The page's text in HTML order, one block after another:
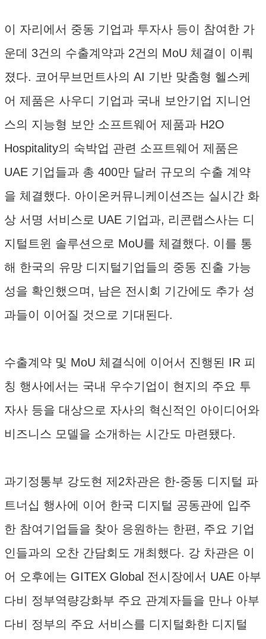
이 자리에서 중동 기업과 투자사 등이 참여한 가
운데 3건의 수출계약과 2건의 MoU 체결이 이뤄
졌다. 코어무브먼트사의 AI 기반 맞춤형 헬스케
어 제품은 사우디 기업과 국내 보안기업 지니언
스의 지능형 보안 소프트웨어 제품과 H2O
Hospitality의 숙박업 관련 소프트웨어 제품은
UAE 기업들과 총 400만 달러 규모의 수출 계약
을 체결했다. 아이온커뮤니케이션즈는 실시간 화
상 서명 서비스로 UAE 기업과, 리콘랩스사는 디
지털트윈 솔루션으로 MoU를 체결했다. 이를 통
해 한국의 유망 디지털기업들의 중동 진출 가능
성을 확인했으며, 남은 전시회 기간에도 추가 성
과들이 이어질 것으로 기대된다.
수출계약 및 MoU 체결식에 이어서 진행된 IR 피
칭 행사에서는 국내 우수기업이 현지의 주요 투
자사 등을 대상으로 자사의 혁신적인 아이디어와
비즈니스 모델을 소개하는 시간도 마련됐다.
과기정통부 강도현 제2차관은 한-중동 디지털 파
트너십 행사에 이어 한국 디지털 공동관에 입주
한 참여기업들을 찾아 응원하는 한편, 주요 기업
인들과의 오찬 간담회도 개최했다. 강 차관은 이
어 오후에는 GITEX Global 전시장에서 UAE 아부
다비 정부역량강화부 주요 관계자들을 만나 아부
다비 정부의 주요 서비스를 디지털화한 디지털